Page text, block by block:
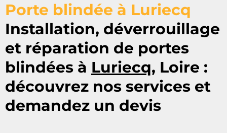
Porte blindée à Luriecq
Installation, déverrouillage
et réparation de portes
blindées à Luriecq, Loire :
découvrez nos services et
demandez un devis